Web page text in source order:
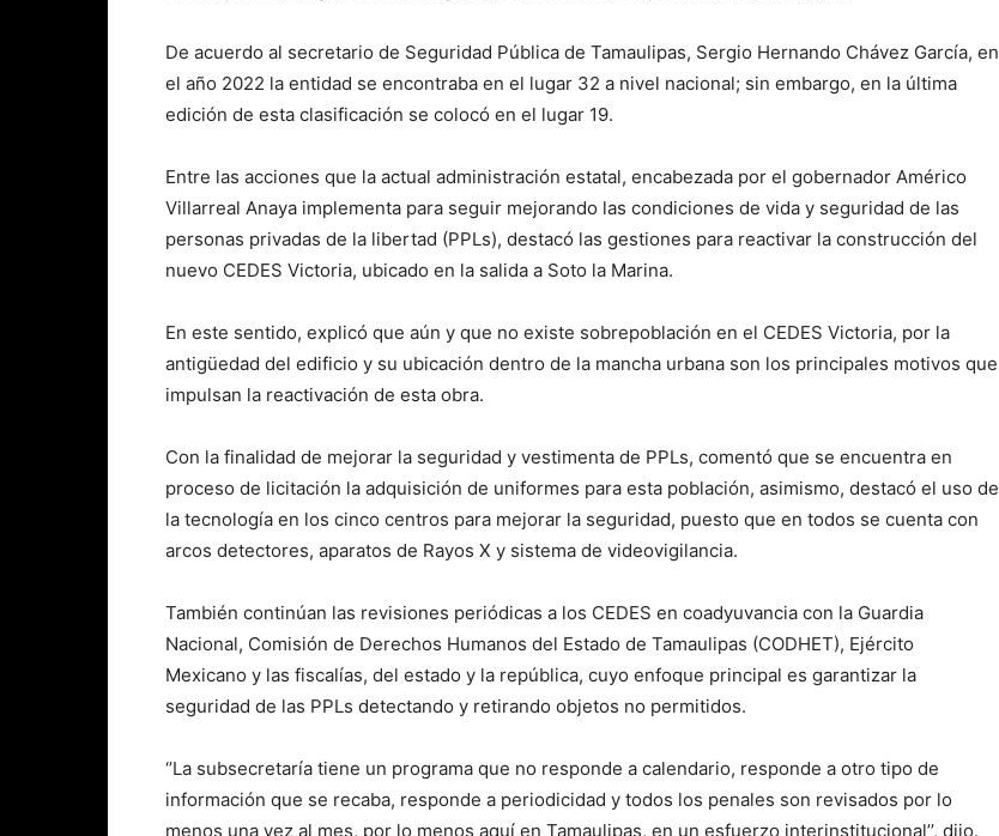
De acuerdo al secretario de Seguridad Pública de Tamaulipas, Sergio Hernando Chávez García, en
el año 2022 la entidad se encontraba en el lugar 32 a nivel nacional; sin embargo, en la última
edición de esta clasificación se colocó en el lugar 19.
Entre las acciones que la actual administración estatal, encabezada por el gobernador Américo
Villarreal Anaya implementa para seguir mejorando las condiciones de vida y seguridad de las
personas privadas de la libertad (PPLs), destacó las gestiones para reactivar la construcción del
nuevo CEDES Victoria, ubicado en la salida a Soto la Marina.
En este sentido, explicó que aún y que no existe sobrepoblación en el CEDES Victoria, por la
antigüedad del edificio y su ubicación dentro de la mancha urbana son los principales motivos que
impulsan la reactivación de esta obra.
Con la finalidad de mejorar la seguridad y vestimenta de PPLs, comentó que se encuentra en
proceso de licitación la adquisición de uniformes para esta población, asimismo, destacó el uso de
la tecnología en los cinco centros para mejorar la seguridad, puesto que en todos se cuenta con
arcos detectores, aparatos de Rayos X y sistema de videovigilancia.
También continúan las revisiones periódicas a los CEDES en coadyuvancia con la Guardia
Nacional, Comisión de Derechos Humanos del Estado de Tamaulipas (CODHET), Ejército
Mexicano y las fiscalías, del estado y la república, cuyo enfoque principal es garantizar la
seguridad de las PPLs detectando y retirando objetos no permitidos.
‘’La subsecretaría tiene un programa que no responde a calendario, responde a otro tipo de
información que se recaba, responde a periodicidad y todos los penales son revisados por lo
menos una vez al mes, por lo menos aquí en Tamaulipas, en un esfuerzo interinstitucional’’, dijo.